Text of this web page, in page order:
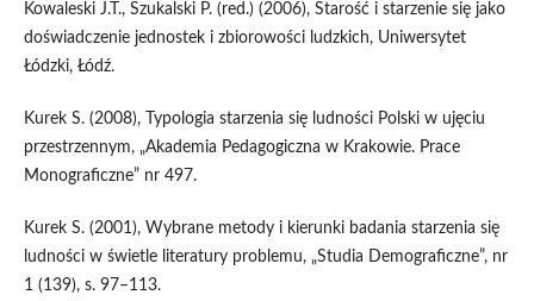
Kowaleski J.T., Szukalski P. (red.) (2006), Starość i starzenie się jako
doświadczenie jednostek i zbiorowości ludzkich, Uniwersytet
Łódzki, Łódź.
Kurek S. (2008), Typologia starzenia się ludności Polski w ujęciu
przestrzennym, „Akademia Pedagogiczna w Krakowie. Prace
Monograficzne” nr 497.
Kurek S. (2001), Wybrane metody i kierunki badania starzenia się
ludności w świetle literatury problemu, „Studia Demograficzne”, nr
1 (139), s. 97–113.